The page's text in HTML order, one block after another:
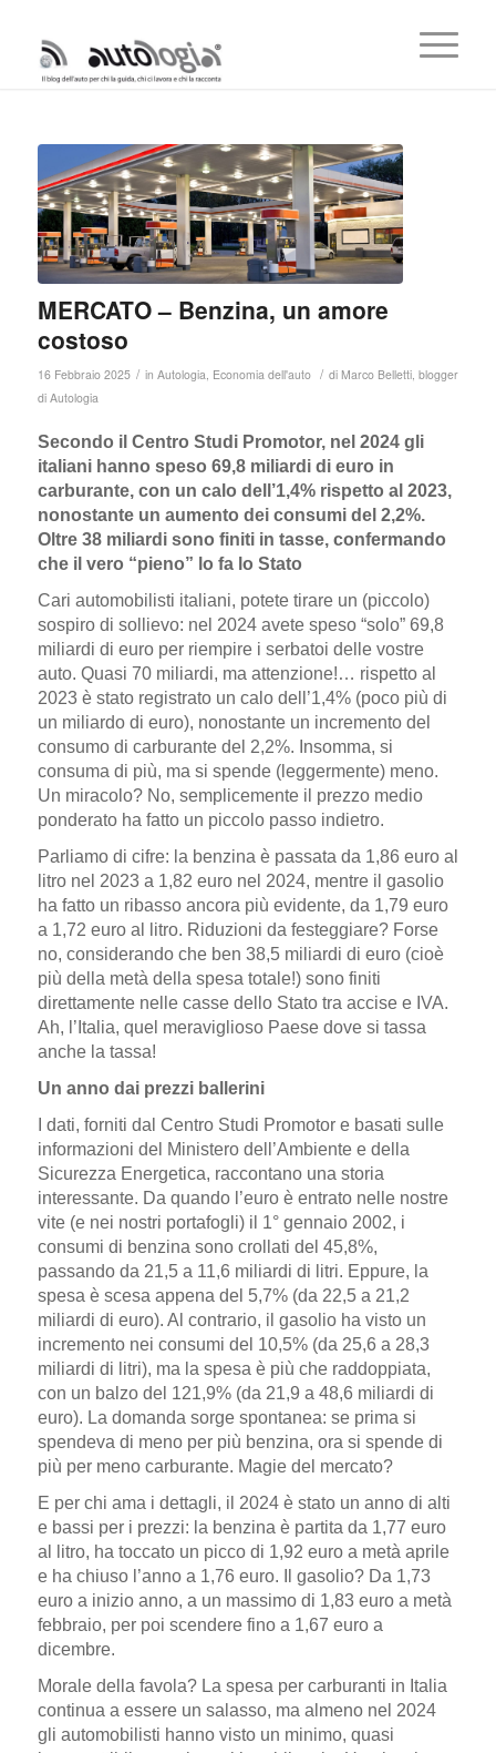
MERCATO – Benzina, un amore
costoso
16 Febbraio 2025 / in Autologia Economia dell'auto / di Marco Belletti, blogger
di Autologia
Secondo il Centro Studi Promotor, nel 2024 gli
italiani hanno speso 69,8 miliardi di euro in
carburante, con un calo dell’1,4% rispetto al 2023,
nonostante un aumento dei consumi del 2,2%.
Oltre 38 miliardi sono finiti in tasse, confermando
che il vero “pieno” lo fa lo Stato
Cari automobilisti italiani, potete tirare un (piccolo)
sospiro di sollievo: nel 2024 avete speso “solo” 69,8
miliardi di euro per riempire i serbatoi delle vostre
auto. Quasi 70 miliardi, ma attenzione!… rispetto al
2023 è stato registrato un calo dell’1,4% (poco più di
un miliardo di euro), nonostante un incremento del
consumo di carburante del 2,2%. Insomma, si
consuma di più, ma si spende (leggermente) meno.
Un miracolo? No, semplicemente il prezzo medio
ponderato ha fatto un piccolo passo indietro.
Parliamo di cifre: la benzina è passata da 1,86 euro al
litro nel 2023 a 1,82 euro nel 2024, mentre il gasolio
ha fatto un ribasso ancora più evidente, da 1,79 euro
a 1,72 euro al litro. Riduzioni da festeggiare? Forse
no, considerando che ben 38,5 miliardi di euro (cioè
più della metà della spesa totale!) sono finiti
direttamente nelle casse dello Stato tra accise e IVA.
Ah, l’Italia, quel meraviglioso Paese dove si tassa
anche la tassa!
Un anno dai prezzi ballerini
I dati, forniti dal Centro Studi Promotor e basati sulle
informazioni del Ministero dell’Ambiente e della
Sicurezza Energetica, raccontano una storia
interessante. Da quando l’euro è entrato nelle nostre
vite (e nei nostri portafogli) il 1° gennaio 2002, i
consumi di benzina sono crollati del 45,8%,
passando da 21,5 a 11,6 miliardi di litri. Eppure, la
spesa è scesa appena del 5,7% (da 22,5 a 21,2
miliardi di euro). Al contrario, il gasolio ha visto un
incremento nei consumi del 10,5% (da 25,6 a 28,3
miliardi di litri), ma la spesa è più che raddoppiata,
con un balzo del 121,9% (da 21,9 a 48,6 miliardi di
euro). La domanda sorge spontanea: se prima si
spendeva di meno per più benzina, ora si spende di
più per meno carburante. Magie del mercato?
E per chi ama i dettagli, il 2024 è stato un anno di alti
e bassi per i prezzi: la benzina è partita da 1,77 euro
al litro, ha toccato un picco di 1,92 euro a metà aprile
e ha chiuso l’anno a 1,76 euro. Il gasolio? Da 1,73
euro a inizio anno, a un massimo di 1,83 euro a metà
febbraio, per poi scendere fino a 1,67 euro a
dicembre.
Morale della favola? La spesa per carburanti in Italia
continua a essere un salasso, ma almeno nel 2024
gli automobilisti hanno visto un minimo, quasi